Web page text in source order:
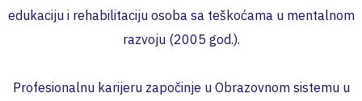
edukaciju i rehabilitaciju osoba sa teškoćama u mentalnom
razvoju (2005 god.).
Profesionalnu karijeru započinje u Obrazovnom sistemu u